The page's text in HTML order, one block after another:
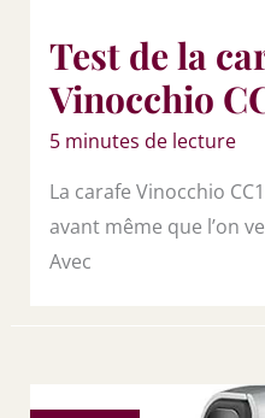
Test de la
Vinocchio
5 minutes de lecture
La carafe Vinocchio
avant même que l’on
Avec